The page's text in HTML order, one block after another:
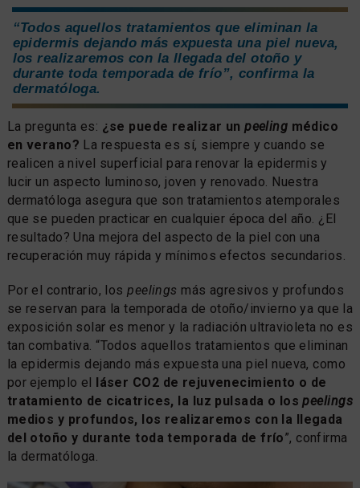
“Todos aquellos tratamientos que eliminan la
epidermis dejando más expuesta una piel nueva,
los realizaremos con la llegada del otoño y
durante toda temporada de frío”, confirma la
dermatóloga.
La pregunta es: ¿se puede realizar unpeeling médico
en verano? La respuesta es sí, siempre y cuando se
realicen a nivel superficial para renovar la epidermis y
lucir un aspecto luminoso, joven y renovado. Nuestra
dermatóloga asegura que son tratamientos atemporales
que se pueden practicar en cualquier época del año. ¿El
resultado? Una mejora del aspecto de la piel con una
recuperación muy rápida y mínimos efectos secundarios.
Por el contrario, lospeelings más agresivos y profundos
se reservan para la temporada de otoño/invierno ya que la
exposición solar es menor y la radiación ultravioleta no es
tan combativa. “Todos aquellos tratamientos que eliminan
la epidermis dejando más expuesta una piel nueva, como
por ejemplo el láser CO2 de rejuvenecimiento o de
tratamiento de cicatrices, la luz pulsada o lospeelings
medios y profundos, los realizaremos con la llegada
del otoño y durante toda temporada de frío”, confirma
la dermatóloga.